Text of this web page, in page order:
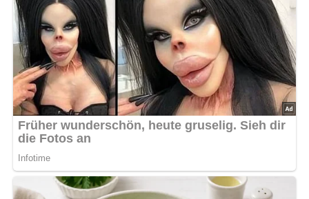
Kräuterbutter, Kräuterkartoffeln oder Curry-
Risotto und einem frischen Salat der Saison für
ein perfektes Geschmackserlebnis.
Kalorien: Ca. 200 kcal pro Portion
Zubereitungszeit: ca. 30 Minuten (inklusive
Marinierzeit)
Haltbarkeit: Die Forelle sollte sofort nach dem Grillen
verzehrt werden, um die beste Qualität und Frische zu
genießen.
Abonniere jetzt unseren Newsletter!